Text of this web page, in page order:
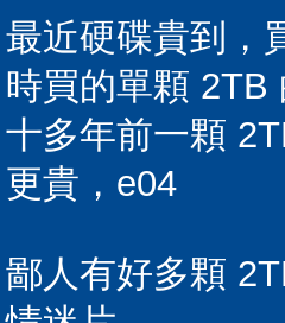
最近硬碟貴到，
時買的單顆 2TB
十多年前一顆
更貴，e04
鄙人有好多顆